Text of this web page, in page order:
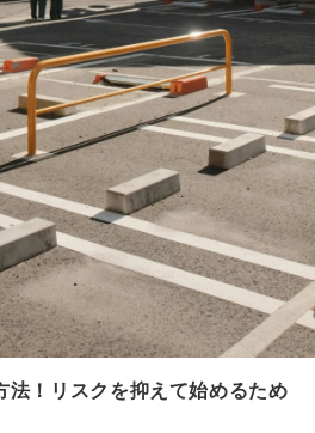
法！リスクを抑えて始めるため